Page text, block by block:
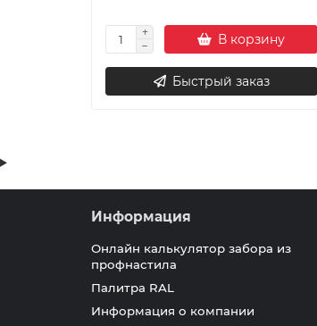
В корзину
Быстрый заказ
Информация
Онлайн калькулятор забора из
профнастила
Палитра RAL
Информация о компании